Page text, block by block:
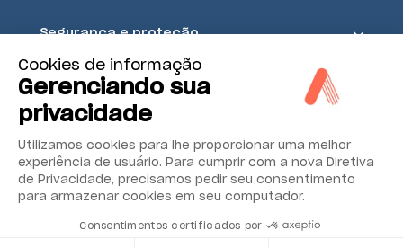
Segurança e proteção
Acoem
Cookies de informação
Gerenciando sua
privacidade
Utilizamos cookies para lhe proporcionar uma melhor
experiência de usuário. Para cumprir com a nova Diretiva
de Privacidade, precisamos pedir seu consentimento
para armazenar cookies em seu computador.
Consentimentos certificados por